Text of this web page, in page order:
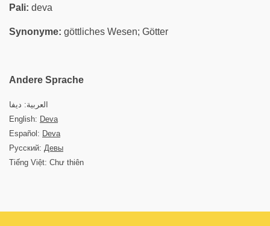
Pali: deva
Synonyme: göttliches Wesen; Götter
Andere Sprache
العربية: ديفا
English: Deva
Español: Deva
Русский: Девы
Tiếng Việt: Chư thiên